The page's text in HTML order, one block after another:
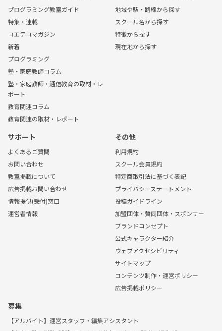
プログラミング教室ガイド
特集・連載
コエテコマガジン
新着
プログラミング
塾・家庭教師コラム
塾・家庭教師・通信教育の取材・レ
ポート
教育関連コラム
教育関連の取材・レポート
地域や駅・路線から探す
スクール名から探す
特徴から探す
現在地から探す
サポート
よくあるご質問
お問い合わせ
教室掲載について
広告掲載お問い合わせ
情報提供(受付)窓口
運営者情報
その他
利用規約
スクール会員規約
特定商取引法に基づく表記
プライバシーステートメント
投稿ガイドライン
加盟団体・賛同団体・スポンサー
ブランドコンセプト
公式キャラクター紹介
ウェブアクセシビリティ
サイトマップ
コンテンツ制作・運営ポリシー
広告掲載ポリシー
募集
【アルバイト】運営スタッフ・編集アシスタント